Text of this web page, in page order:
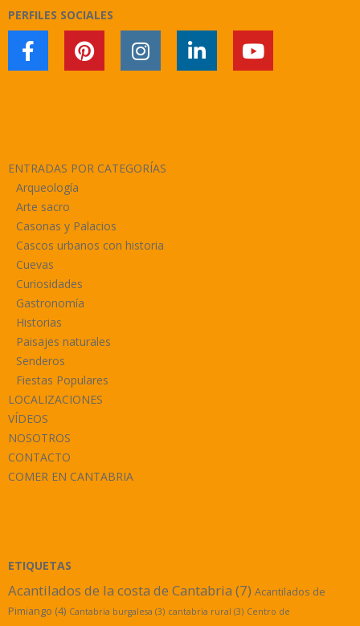
PERFILES SOCIALES
ENTRADAS POR CATEGORÍAS
Arqueología
Arte sacro
Casonas y Palacios
Cascos urbanos con historia
Cuevas
Curiosidades
Gastronomía
Historias
Paisajes naturales
Senderos
Fiestas Populares
LOCALIZACIONES
VÍDEOS
NOSOTROS
CONTACTO
COMER EN CANTABRIA
ETIQUETAS
Acantilados de la costa de Cantabria (7) Acantilados de
Pimiango (4) Cantabria burgalesa (3) cantabria rural (3) Centro de